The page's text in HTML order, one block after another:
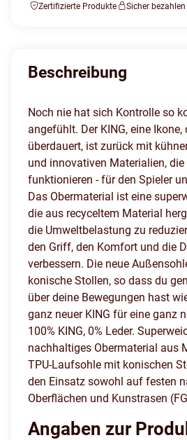
Zertifizierte Produkte Sicher bezahlen
Beschreibung
Noch nie hat sich Kontrolle so
angefühlt. Der KING, eine Ikone,
überdauert, ist zurück mit
und innovativen Materialien, die
funktionieren - für den Spieler
Das Obermaterial ist eine
die aus recyceltem Material
die Umweltbelastung zu
den Griff, den Komfort und die
verbessern. Die neue
konische Stollen, so dass du
über deine Bewegungen hast
ganz neuer KING für eine ganz
100% KING, 0% Leder.
nachhaltiges Obermaterial aus
TPU-Laufsohle mit konischen
den Einsatz sowohl auf festen
Oberflächen und Kunstrasen
Angaben zur